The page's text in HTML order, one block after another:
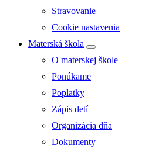
Stravovanie
Cookie nastavenia
Materská škola
O materskej škole
Ponúkame
Poplatky
Zápis detí
Organizácia dňa
Dokumenty